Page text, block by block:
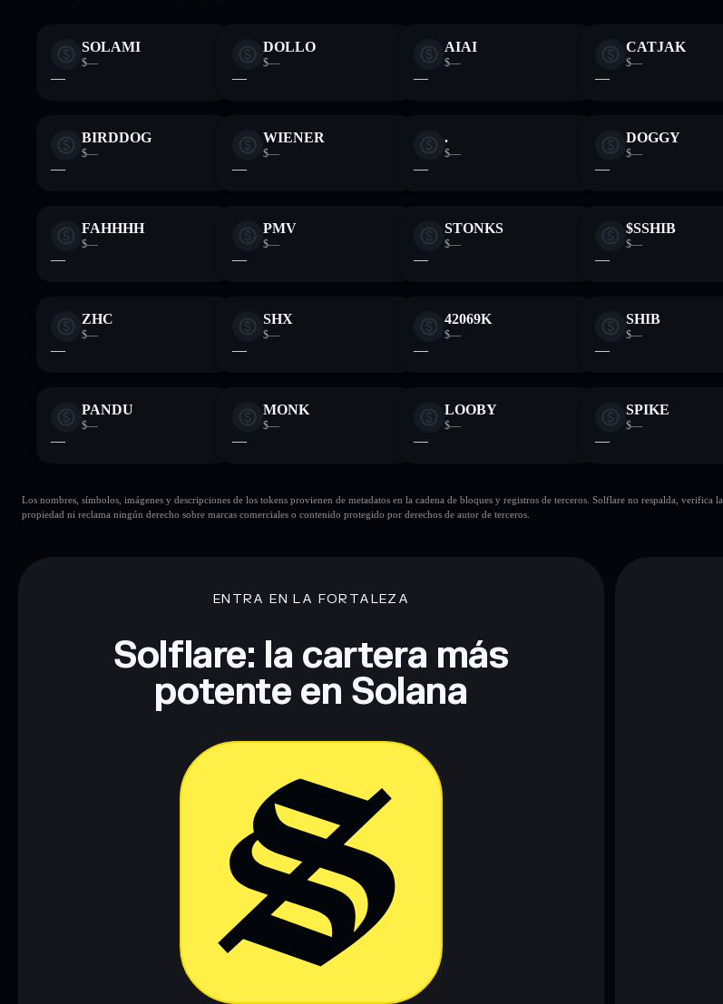
SOLAMI
$—
—
DOLLO
$—
—
AIAI
$—
—
CATJAK
$—
—
BIRDDOG
$—
—
WIENER
$—
—
.
$—
—
DOGGY
$—
—
FAHHHH
$—
—
PMV
$—
—
STONKS
$—
—
$SSHIB
$—
—
ZHC
$—
—
SHX
$—
—
42069K
$—
—
SHIB
$—
—
PANDU
$—
—
MONK
$—
—
LOOBY
$—
—
SPIKE
$—
—
Los nombres, símbolos, imágenes y descripciones de los tokens provienen de metadatos en la cadena de bloques y registros de terceros. Solflare no respalda, verifica la
propiedad ni reclama ningún derecho sobre marcas comerciales o contenido protegido por derechos de autor de terceros.
ENTRA EN LA FORTALEZA
Solflare: la cartera más
potente en Solana